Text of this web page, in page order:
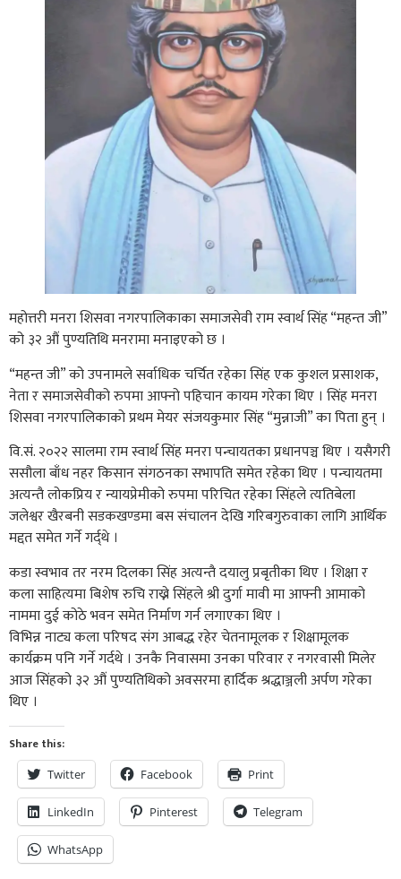
महोत्तरी मनरा शिसवा नगरपालिकाका समाजसेवी राम स्वार्थ सिंह “महन्त जी”
को ३२ औं पुण्यतिथि मनरामा मनाइएको छ ।
“महन्त जी” को उपनामले सर्वाधिक चर्चित रहेका सिंह एक कुशल प्रसाशक,
नेता र समाजसेवीको रुपमा आफ्नो पहिचान कायम गरेका थिए । सिंह मनरा
शिसवा नगरपालिकाको प्रथम मेयर संजयकुमार सिंह “मुन्नाजी” का पिता हुन् ।
वि.सं. २०२२ सालमा राम स्वार्थ सिंह मनरा पन्चायतका प्रधानपञ्च थिए । यसैगरी
ससौला बाँध नहर किसान संगठनका सभापति समेत रहेका थिए । पन्चायतमा
अत्यन्तै लोकप्रिय र न्यायप्रेमीको रुपमा परिचित रहेका सिंहले त्यतिबेला
जलेश्वर खैरबनी सडकखण्डमा बस संचालन देखि गरिबगुरुवाका लागि आर्थिक
मद्दत समेत गर्ने गर्द्थे ।
कडा स्वभाव तर नरम दिलका सिंह अत्यन्तै दयालु प्रबृतीका थिए । शिक्षा र
कला साहित्यमा बिशेष रुचि राख्ने सिंहले श्री दुर्गा मावी मा आफ्नी आमाको
नाममा दुई कोठे भवन समेत निर्माण गर्न लगाएका थिए ।
विभिन्न नाट्य कला परिषद संग आबद्ध रहेर चेतनामूलक र शिक्षामूलक
कार्यक्रम पनि गर्ने गर्दथे । उनकै निवासमा उनका परिवार र नगरवासी मिलेर
आज सिंहको ३२ औं पुण्यतिथिको अवसरमा हार्दिक श्रद्धाञ्जली अर्पण गरेका
थिए ।
Share this:
Twitter Facebook Print
LinkedIn Pinterest Telegram
WhatsApp